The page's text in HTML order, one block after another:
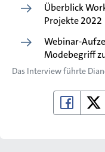
Überblick
Projekte 2022
Webinar-
Modebegriff
Das Interview führte